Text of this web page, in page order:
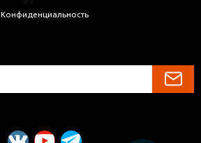
Конфиденциальность